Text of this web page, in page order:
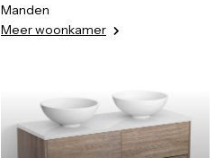
Manden
Meerwoonkamer